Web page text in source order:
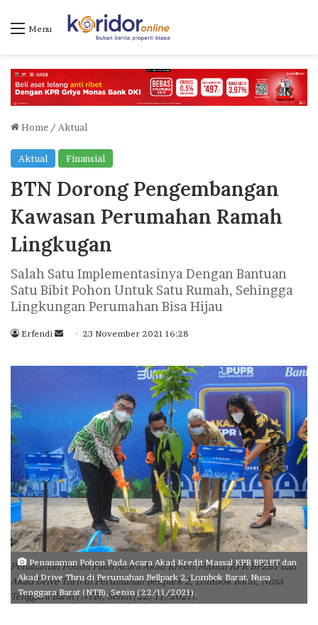
Menu
Home / Aktual
Aktual Finansial
BTN Dorong Pengembangan
Kawasan Perumahan Ramah
Lingkugan
Salah Satu Implementasinya Dengan Bantuan
Satu Bibit Pohon Untuk Satu Rumah, Sehingga
Lingkungan Perumahan Bisa Hijau
Erfendi
n
m
a
i
l
23 November 2021 16:28
Penanaman Pohon Pada Acara Akad Kredit Massal KPR BP2BT dan
Akad Drive Thru di Perumahan Bellpark 2, Lombok Barat, Nusa
Tenggara Barat (NTB), Senin (22/11/2021).
Penanaman Pohon Pada Acara Akad Kredit Massal KPR BP2BT dan
Akad Drive Thru di Perumahan Bellpark 2, Lombok Barat, Nusa
Tenggara Barat (NTB), Senin (22/11/2021).